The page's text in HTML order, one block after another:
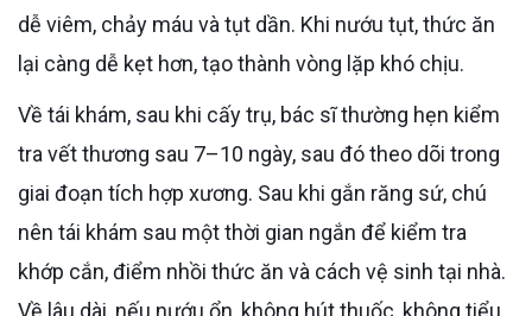
dễ viêm, chảy máu và tụt dần. Khi nướu tụt, thức ăn
lại càng dễ kẹt hơn, tạo thành vòng lặp khó chịu.
Về tái khám, sau khi cấy trụ, bác sĩ thường hẹn kiểm
tra vết thương sau 7–10 ngày, sau đó theo dõi trong
giai đoạn tích hợp xương. Sau khi gắn răng sứ, chú
nên tái khám sau một thời gian ngắn để kiểm tra
khớp cắn, điểm nhồi thức ăn và cách vệ sinh tại nhà.
Về lâu dài, nếu nướu ổn, không hút thuốc, không tiểu